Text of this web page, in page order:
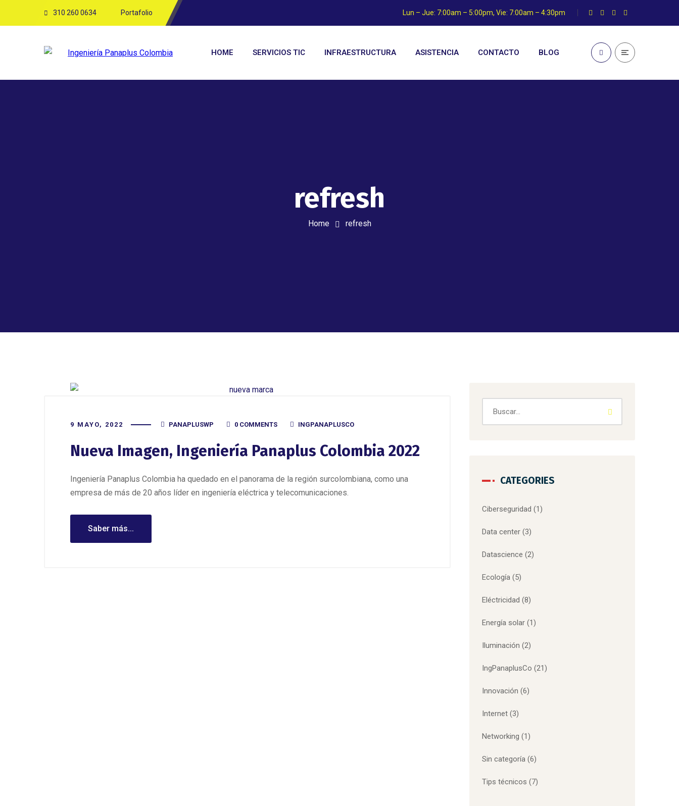
310 260 0634 Portafolio Lun – Jue: 7:00am – 5:00pm, Vie: 7:00am – 4:30pm
HOME SERVICIOS TIC INFRAESTRUCTURA ASISTENCIA CONTACTO BLOG
refresh
Home refresh
9 MAYO, 2022 PANAPLUSWP 0 COMMENTS INGPANAPLUSCO
Nueva Imagen, Ingeniería Panaplus Colombia 2022
Ingeniería Panaplus Colombia ha quedado en el panorama de la región surcolombiana, como una
empresa de más de 20 años líder en ingeniería eléctrica y telecomunicaciones.
Saber más...
CATEGORIES
Ciberseguridad (1)
Data center (3)
Datascience (2)
Ecología (5)
Eléctricidad (8)
Energía solar (1)
Iluminación (2)
IngPanaplusCo (21)
Innovación (6)
Internet (3)
Networking (1)
Sin categoría (6)
Tips técnicos (7)